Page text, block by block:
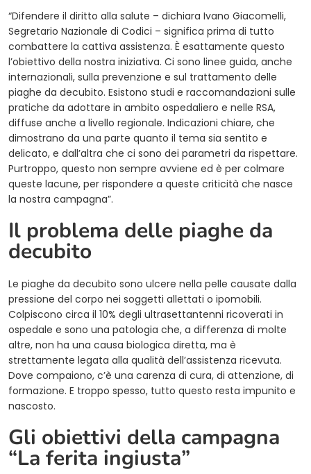
“Difendere il diritto alla salute – dichiara Ivano Giacomelli,
Segretario Nazionale di Codici – significa prima di tutto
combattere la cattiva assistenza. È esattamente questo
l’obiettivo della nostra iniziativa. Ci sono linee guida, anche
internazionali, sulla prevenzione e sul trattamento delle
piaghe da decubito. Esistono studi e raccomandazioni sulle
pratiche da adottare in ambito ospedaliero e nelle RSA,
diffuse anche a livello regionale. Indicazioni chiare, che
dimostrano da una parte quanto il tema sia sentito e
delicato, e dall’altra che ci sono dei parametri da rispettare.
Purtroppo, questo non sempre avviene ed è per colmare
queste lacune, per rispondere a queste criticità che nasce
la nostra campagna”.
Il problema delle piaghe da
decubito
Le piaghe da decubito sono ulcere nella pelle causate dalla
pressione del corpo nei soggetti allettati o ipomobili.
Colpiscono circa il 10% degli ultrasettantenni ricoverati in
ospedale e sono una patologia che, a differenza di molte
altre, non ha una causa biologica diretta, ma è
strettamente legata alla qualità dell’assistenza ricevuta.
Dove compaiono, c’è una carenza di cura, di attenzione, di
formazione. E troppo spesso, tutto questo resta impunito e
nascosto.
Gli obiettivi della campagna
“La ferita ingiusta”